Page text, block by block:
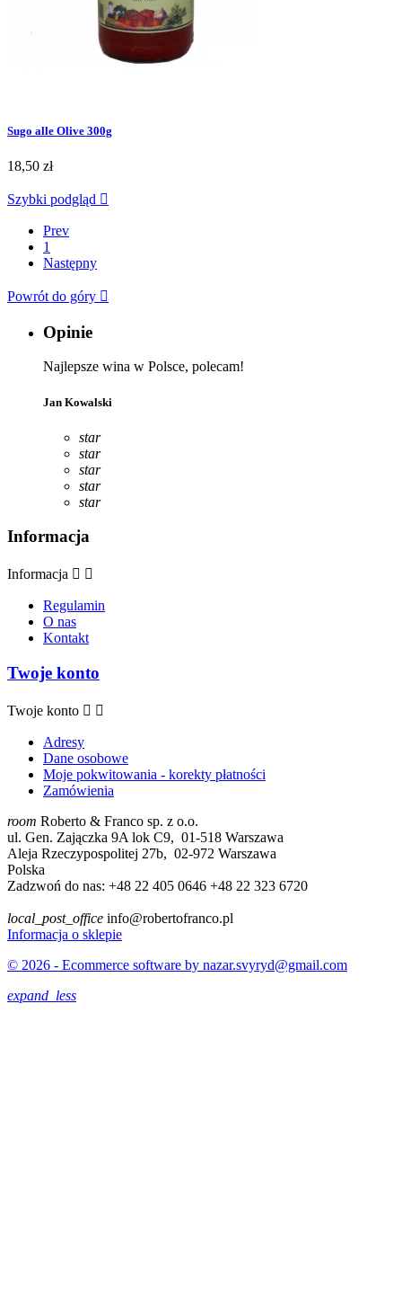
Sugo alle Olive 300g
18,50 zł
Szybki podgląd 
Prev
1
Następny
Powrót do góry 
Opinie
Najlepsze wina w Polsce, polecam!
Jan Kowalski
star
star
star
star
star
Informacja
Informacja  
Regulamin
O nas
Kontakt
Twoje konto
Twoje konto  
Adresy
Dane osobowe
Moje pokwitowania - korekty płatności
Zamówienia
room Roberto & Franco sp. z o.o.
ul. Gen. Zajączka 9A lok C9, 01-518 Warszawa
Aleja Rzeczypospolitej 27b, 02-972 Warszawa
Polska
Zadzwoń do nas: +48 22 405 0646 +48 22 323 6720
local_post_office info@robertofranco.pl
Informacja o sklepie
© 2026 - Ecommerce software by nazar.svyryd@gmail.com
expand_less